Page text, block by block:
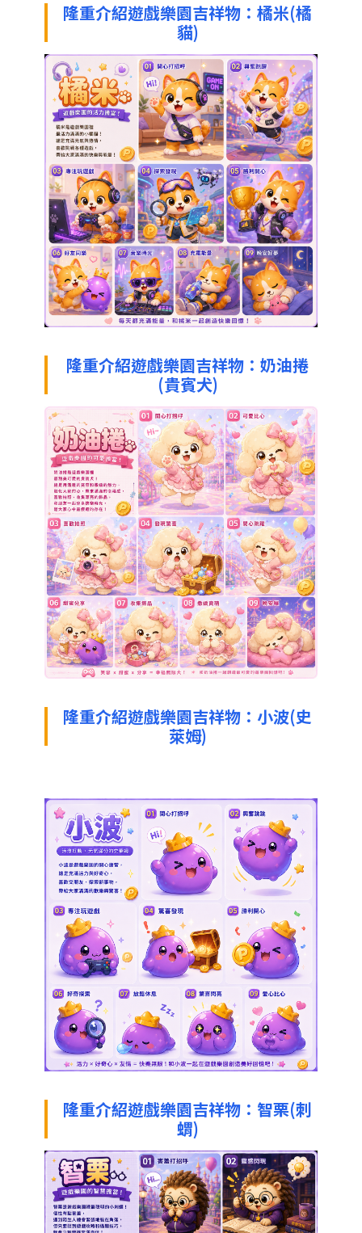
隆重介紹遊戲樂園吉祥物：橘米(橘
貓)
隆重介紹遊戲樂園吉祥物：奶油捲
(貴賓犬)
隆重介紹遊戲樂園吉祥物：小波(史
萊姆)
隆重介紹遊戲樂園吉祥物：智栗(刺
蝟)